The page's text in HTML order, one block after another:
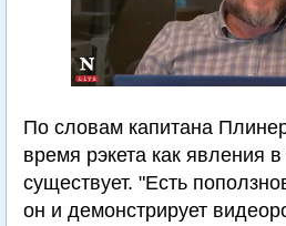
По словам капитана
время рэкета как явления
существует. "Есть
он и демонстрирует